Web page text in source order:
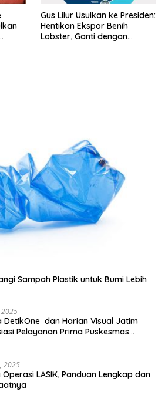
Gus Lilur Usulkan ke Presiden:
Hentikan Ekspor Benih
Lobster, Ganti dengan
Sampah Plastik untuk Bumi Lebih
2025
DetikOne dan Harian Visual Jatim
Pelayanan Prima Puskesmas
2025
Operasi LASIK, Panduan Lengkap dan